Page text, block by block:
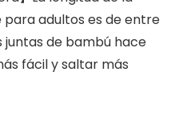
adultos es de entre
juntas de bambú hace
fácil y saltar más